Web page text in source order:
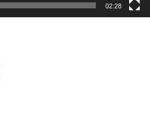
02:28